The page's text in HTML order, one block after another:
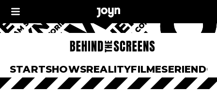
STARTSHOWSREALITYFILMESERIEN